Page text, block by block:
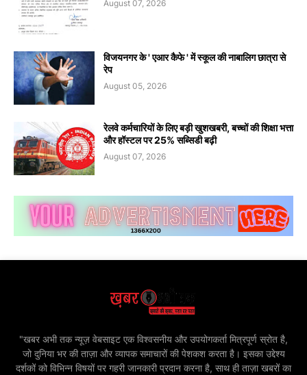
August 07, 2026
विजयनगर के ' एआर कैफे ' में स्कूल की नाबालिग छात्रा से
रेप
August 05, 2026
रेलवे कर्मचारियों के लिए बड़ी खुशखबरी, बच्चों की शिक्षा भत्ता
और हॉस्टल पर 25% सब्सिडी बढ़ी
August 07, 2026
"खबर अभी तक न्यूज़ वेबसाइट एक विश्वसनीय और उपयोगकर्ता मित्रपूर्ण स्रोत है,
जो दुनिया भर की ताज़ा और व्यापक समाचारों की पेशकश करता है। इसका उद्देश्य
दर्शकों को विभिन्न विषयों पर गहरी जानकारी प्रदान करना है, साथ ही ताज़ा खबरों का